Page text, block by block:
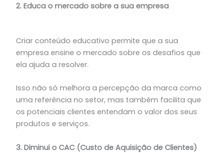
2. Educa o mercado sobre a sua empresa
Criar conteúdo educativo permite que a sua
empresa ensine o mercado sobre os desafios que
ela ajuda a resolver.
Isso não só melhora a percepção da marca como
uma referência no setor, mas também facilita que
os potenciais clientes entendam o valor dos seus
produtos e serviços.
3. Diminui o CAC (Custo de Aquisição de Clientes)